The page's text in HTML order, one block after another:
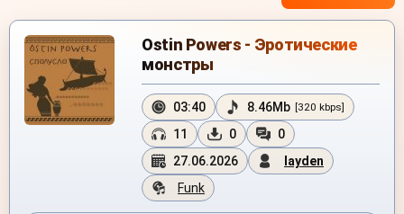
Ostin Powers - Эротические
монстры
03:40 8.46Mb [320 kbps]
11 0
0
27.06.2026
layden
Funk